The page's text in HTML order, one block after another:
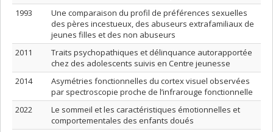
1993
Une comparaison du profil de préférences sexuelles
des pères incestueux, des abuseurs extrafamiliaux de
jeunes filles et des non abuseurs
2011
Traits psychopathiques et délinquance autorapportée
chez des adolescents suivis en Centre jeunesse
2014
Asymétries fonctionnelles du cortex visuel observées
par spectroscopie proche de l’infrarouge fonctionnelle
2022
Le sommeil et les caractéristiques émotionnelles et
comportementales des enfants doués